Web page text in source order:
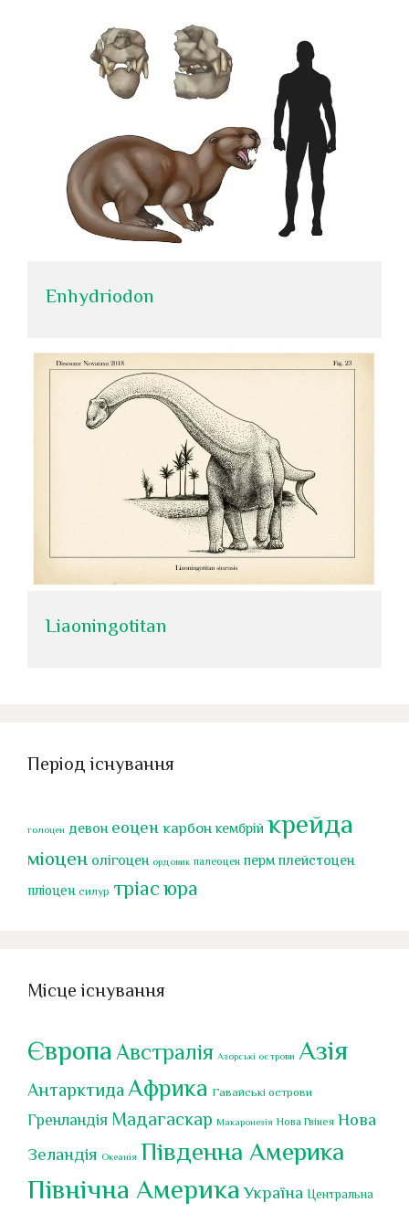
Enhydriodon
Liaoningotitan
Період існування
голоцен девон еоцен карбон кембрій крейда
міоцен олігоцен ордовик палеоцен перм плейстоцен
пліоцен силур тріасюра
Місце існування
Європа Австралія Азорські острови Азія
Антарктида Африка Гавайські острови
Гренландія Мадагаскар Макаронезія Нова Гвінея Нова
Зеландія Океанія Південна Америка
Північна Америка Україна Центральна